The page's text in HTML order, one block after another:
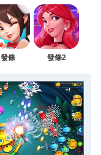
發條 發條2